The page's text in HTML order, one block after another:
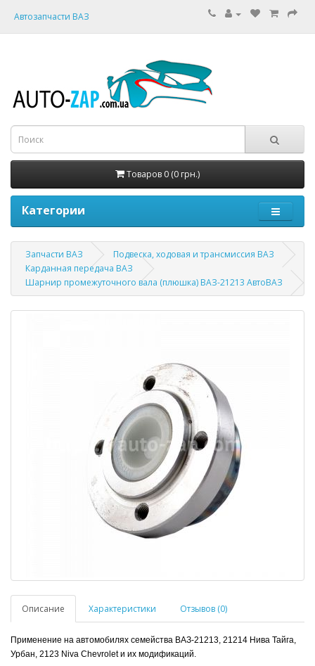
Автозапчасти ВАЗ
Товаров 0 (0 грн.)
Категории
Запчасти ВАЗ
Подвеска, ходовая и трансмиссия ВАЗ
Карданная передача ВАЗ
Шарнир промежуточного вала (плюшка) ВАЗ-21213 АвтоВАЗ
Описание Характеристики Отзывов (0)
Применение на автомобилях семейства ВАЗ-21213, 21214 Нива Тайга,
Урбан, 2123 Niva Chevrolet и их модификаций.